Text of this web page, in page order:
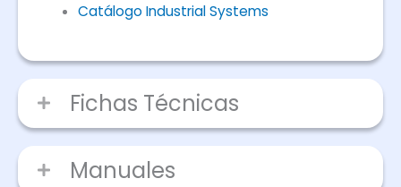
Catálogo Industrial Systems
Fichas Técnicas
Manuales